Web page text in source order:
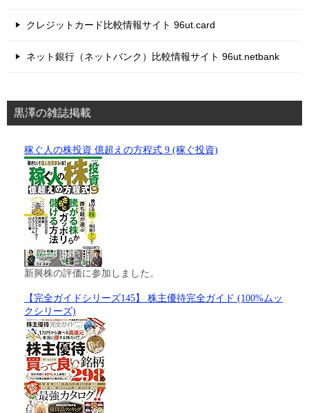
クレジットカード比較情報サイト 96ut.card
ネット銀行（ネットバンク）比較情報サイト 96ut.netbank
黒澤の雑誌掲載
稼ぐ人の株投資 億超えの方程式 9 (稼ぐ投資)
新興株の評価に参加しました。
【完全ガイドシリーズ145】 株主優待完全ガイド (100%ムッ
クシリーズ)